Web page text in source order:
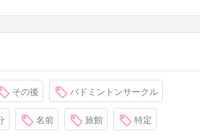
その後 バドミントンサークル
名前 旅館 特定